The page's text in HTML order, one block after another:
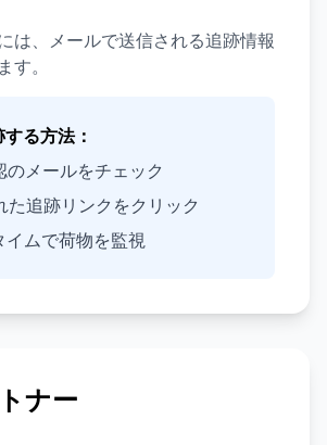
は、メールで送信される追跡情報
す。
る方法：
のメールをチェック
た追跡リンクをクリック
イムで荷物を監視
ナー